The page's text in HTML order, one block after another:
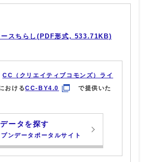
ースちらし(PDF形式, 533.71KB)
CC（クリエイティブコモンズ）ライ
おけるCC-BY4.0
で提供いた
ータを探す
ンデータポータルサイト